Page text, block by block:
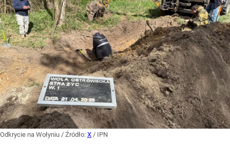
Odkrycie na Wołyniu / Źródło: X / IPN